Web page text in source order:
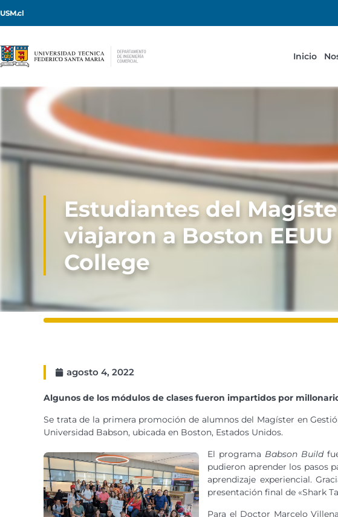
USM.cl
Inicio
Estudiantes del
viajaron a Boston
College
agosto 4, 2022
Algunos de los módulos de clases fueron impartidos por
Se trata de la primera promoción de alumnos del Magíster en
Universidad Babson, ubicada en Boston, Estados Unidos.
El programa Babson Build
pudieron aprender los pasos
aprendizaje experiencial.
presentación final de «Shark
Para el Doctor Marcelo